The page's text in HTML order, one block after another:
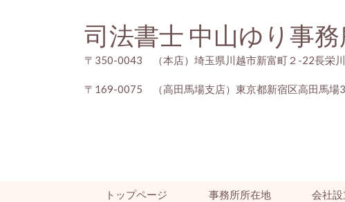
司法書士 中山ゆり事務
〒350-0043 （本店）埼玉県川越市新富町２-22長栄
〒169-0075 （高田馬場支店）東京都新宿区高田馬場
トップページ 事務所所在地 会社設